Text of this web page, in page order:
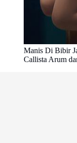
Manis Di Bibir
Callista Arum